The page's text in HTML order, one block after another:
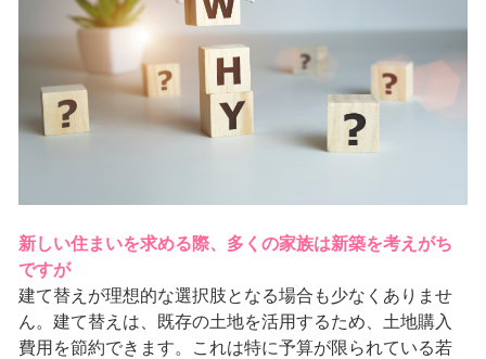
新しい住まいを求める際、多くの家族は新築を考えがち
ですが
建て替えが理想的な選択肢となる場合も少なくありませ
ん。建て替えは、既存の土地を活用するため、土地購入
費用を節約できます。これは特に予算が限られている若